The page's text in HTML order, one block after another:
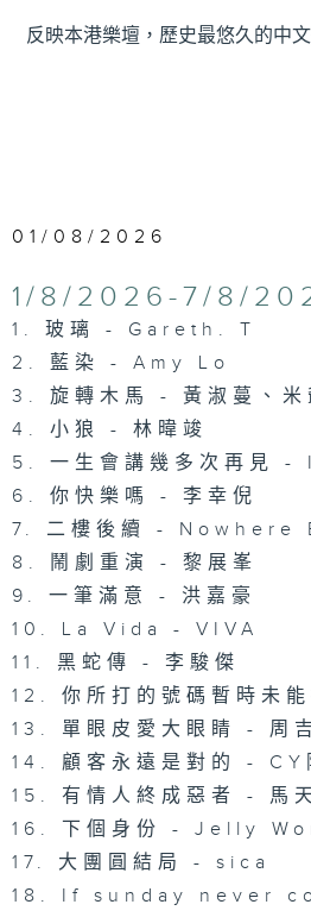
反映本港樂壇，歷史最悠久的中
01/08/2026
1/8/2026-7/8/
1. 玻璃 - Gareth. T
2. 藍染 - Amy Lo
3. 旋轉木馬 - 黃淑蔓、
4. 小狼 - 林暐竣
5. 一生會講幾多次再見
6. 你快樂嗎 - 李幸倪
7. 二樓後續 - Nowhere
8. 鬧劇重演 - 黎展峯
9. 一筆滿意 - 洪嘉豪
10. La Vida - VIVA
11. 黑蛇傳 - 李駿傑
12. 你所打的號碼暫時未
13. 單眼皮愛大眼睛 - 周
14. 顧客永遠是對的 - CY
15. 有情人終成惡者 - 馬
16. 下個身份 - Jelly
17. 大團圓結局 - sica
18. If sunday never